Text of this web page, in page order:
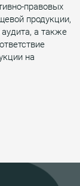
правовых
продукции,
а также
на